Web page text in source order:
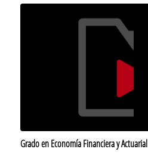
Grado en Economía Financiera y Actuarial